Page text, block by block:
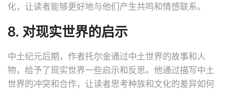
化，让读者能够更好地与他们产生共鸣和情感联系。
8. 对现实世界的启示
中土纪元后期，作者托尔金通过中土世界的故事和人
物，给予了现实世界一些启示和反思。他通过描写中土
世界的冲突和合作，让读者思考种族和文化的差异如何